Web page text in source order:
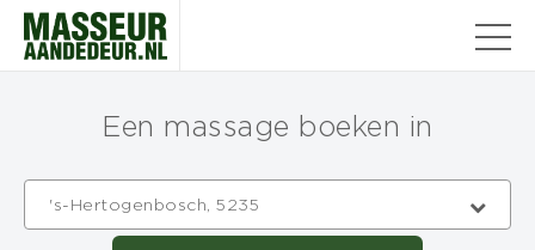
Een massage boeken in
's-Hertogenbosch, 5235